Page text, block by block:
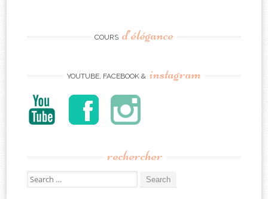
COURS d’élégance
YOUTUBE, FACEBOOK & instagram
rechercher
Search
for: